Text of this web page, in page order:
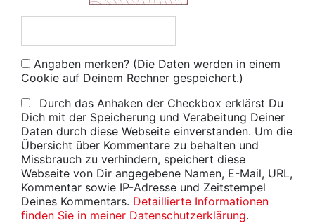
Angaben merken? (Die Daten werden in einem
Cookie auf Deinem Rechner gespeichert.)
Durch das Anhaken der Checkbox erklärst Du
Dich mit der Speicherung und Verabeitung Deiner
Daten durch diese Webseite einverstanden. Um die
Übersicht über Kommentare zu behalten und
Missbrauch zu verhindern, speichert diese
Webseite von Dir angegebene Namen, E-Mail, URL,
Kommentar sowie IP-Adresse und Zeitstempel
Deines Kommentars. Detaillierte Informationen
finden Sie in meiner Datenschutzerklärung.